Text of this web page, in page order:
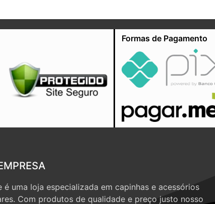
Formas de Pagamento
é uma loja especializada em capinhas e acessórios
Com produtos de qualidade e preço justo nosso